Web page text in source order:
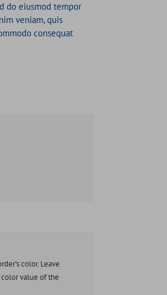
do eiusmod tempor
veniam, quis
consequat
color. Leave
value of the